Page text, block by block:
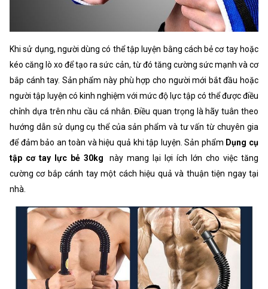
Khi sử dụng, người dùng có thể tập luyện bằng cách bẻ cơ tay hoặc
kéo căng lò xo để tạo ra sức cản, từ đó tăng cường sức mạnh và cơ
bắp cánh tay. Sản phẩm này phù hợp cho người mới bắt đầu hoặc
người tập luyện có kinh nghiệm với mức độ lực tập có thể được điều
chỉnh dựa trên nhu cầu cá nhân. Điều quan trọng là hãy tuân theo
hướng dẫn sử dụng cụ thể của sản phẩm và tư vấn từ chuyên gia
để đảm bảo an toàn và hiệu quả khi tập luyện. Sản phẩm Dụng cụ
tập cơ tay lực bẻ 30kg
này mang lại lợi ích lớn cho việc tăng
cường cơ bắp cánh tay một cách hiệu quả và thuận tiện ngay tại
nhà.